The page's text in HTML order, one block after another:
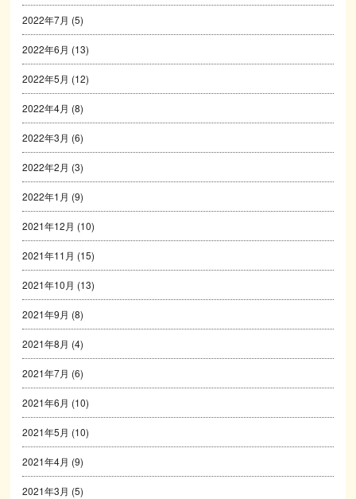
2022年7月 (5)
2022年6月 (13)
2022年5月 (12)
2022年4月 (8)
2022年3月 (6)
2022年2月 (3)
2022年1月 (9)
2021年12月 (10)
2021年11月 (15)
2021年10月 (13)
2021年9月 (8)
2021年8月 (4)
2021年7月 (6)
2021年6月 (10)
2021年5月 (10)
2021年4月 (9)
2021年3月 (5)